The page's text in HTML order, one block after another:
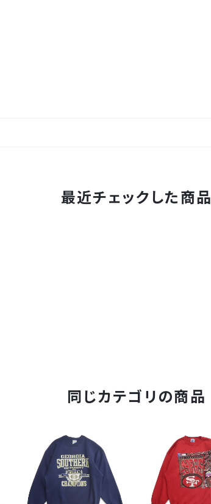
最近チェックした商品
同じカテゴリの商品